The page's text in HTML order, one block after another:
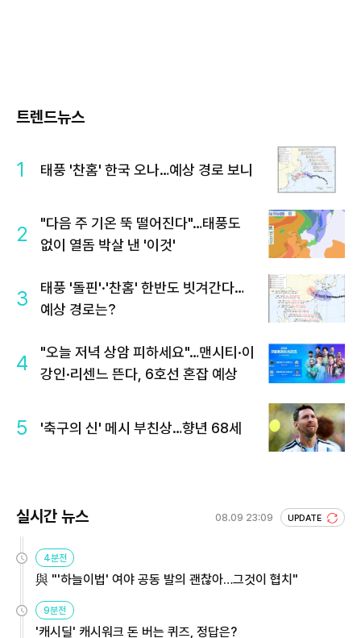
트렌드뉴스
1 태풍 '찬홈' 한국 오나…예상 경로 보니
2
"다음 주 기온 뚝 떨어진다"…태풍도
없이 열돔 박살 낸 '이것'
3
태풍 '돌핀'·'찬홈' 한반도 빗겨간다…
예상 경로는?
4
"오늘 저녁 상암 피하세요"…맨시티·이
강인·리센느 뜬다, 6호선 혼잡 예상
5 '축구의 신' 메시 부친상…향년 68세
실시간 뉴스 08.09 23:09 UPDATE
4분전
與 "'하늘이법' 여야 공동 발의 괜찮아…그것이 협치"
9분전
'캐시딜' 캐시워크 돈 버는 퀴즈, 정답은?